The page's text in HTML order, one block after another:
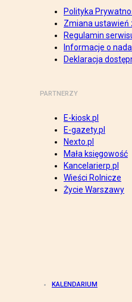
Polityka
Zmiana ustawień
Regulamin
Informacje o
Deklaracja
PARTNERZY
E-kiosk.pl
E-gazety.pl
Nexto.pl
Mała księgowość
Kancelarierp.pl
Wieści Rolnicze
Życie Warszawy
KALENDARIUM